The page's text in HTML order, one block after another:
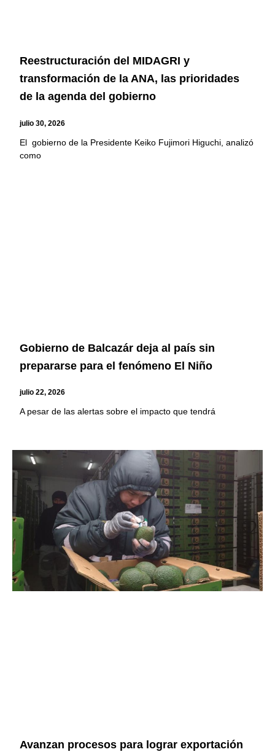
Reestructuración del MIDAGRI y
transformación de la ANA, las prioridades
de la agenda del gobierno
julio 30, 2026
El gobierno de la Presidente Keiko Fujimori Higuchi, analizó
como
Gobierno de Balcazár deja al país sin
prepararse para el fenómeno El Niño
julio 22, 2026
A pesar de las alertas sobre el impacto que tendrá
Avanzan procesos para lograr exportación